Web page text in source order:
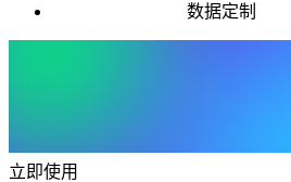
数据定制
立即使用